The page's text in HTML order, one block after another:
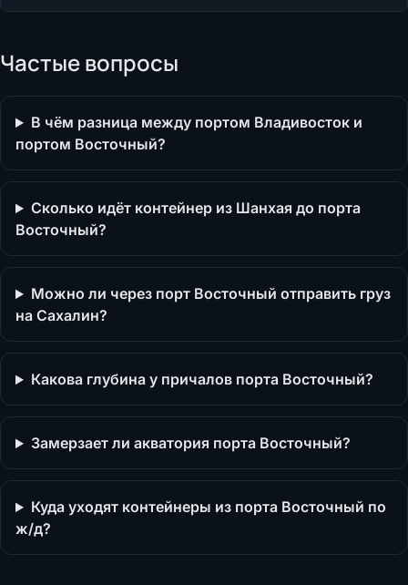
Частые вопросы
В чём разница между портом Владивосток и
портом Восточный?
Сколько идёт контейнер из Шанхая до порта
Восточный?
Можно ли через порт Восточный отправить груз
на Сахалин?
Какова глубина у причалов порта Восточный?
Замерзает ли акватория порта Восточный?
Куда уходят контейнеры из порта Восточный по
ж/д?